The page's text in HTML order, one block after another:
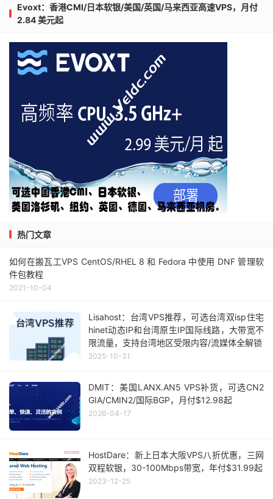
Evoxt：香港CMI/日本软银/美国/英国/马来西亚高速VPS，月付
2.84 美元起
热门文章
如何在搬瓦工VPS CentOS/RHEL 8 和 Fedora 中使用 DNF 管理软
件包教程
2021-10-04
Lisahost：台湾VPS推荐，可选台湾双isp住宅
hinet动态IP和台湾原生IP国际线路，大带宽不
限流量，支持台湾地区受限内容/流媒体全解锁
2025-10-31
DMIT：美国LANX.AN5 VPS补货，可选CN2
GIA/CMIN2/国际BGP，月付$12.98起
2026-04-17
HostDare：新上日本大阪VPS八折优惠，三网
双程软银，30-100Mbps带宽，年付$31.99起
2023-12-25